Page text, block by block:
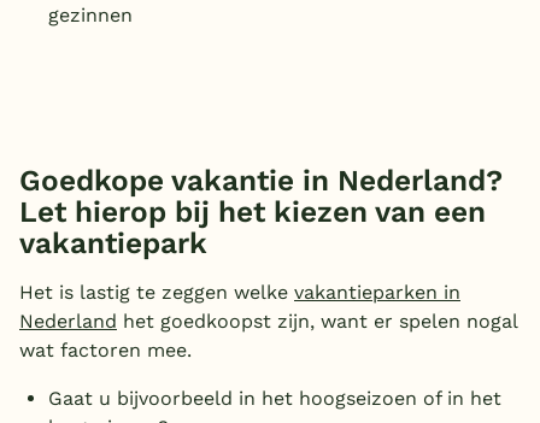
gezinnen
Goedkope vakantie in Nederland?
Let hierop bij het kiezen van een
vakantiepark
Het is lastig te zeggen welke vakantieparken in
Nederland het goedkoopst zijn, want er spelen nogal
wat factoren mee.
Gaat u bijvoorbeeld in het hoogseizoen of in het